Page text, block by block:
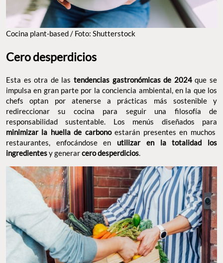
Cocina plant-based / Foto: Shutterstock
Cero desperdicios
Esta es otra de las tendencias gastronómicas de 2024que se
impulsa en gran parte por la conciencia ambiental, en la que los
chefs optan por atenerse a prácticas más sostenible y
redireccionar su cocina para seguir una filosofía de
responsabilidad sustentable. Los menús diseñados para
minimizar la huella de carbonoestarán presentes en muchos
restaurantes, enfocándose en utilizar en la totalidad los
ingredientesy generarcero desperdicios